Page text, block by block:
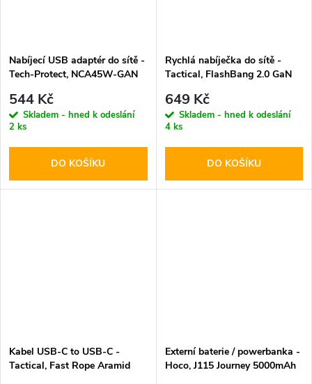
Nabíjecí USB adaptér do sítě -
Tech-Protect, NCA45W-GAN
C kabel
544 Kč
Skladem - hned k odeslání
2 ks
DO KOŠÍKU
Rychlá nabíječka do sítě -
Tactical, FlashBang 2.0 GaN
649 Kč
Skladem - hned k odeslání
4 ks
DO KOŠÍKU
Kabel USB-C to USB-C -
Tactical, Fast Rope Aramid
Externí baterie / powerbanka -
Hoco, J115 Journey 5000mAh